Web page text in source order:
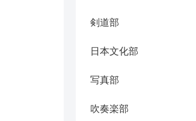
剣道部
日本文化部
写真部
吹奏楽部